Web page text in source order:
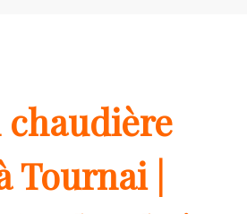
chaudière
Tournai |